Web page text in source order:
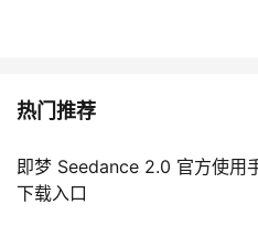
热门推荐
即梦 Seedance 2.0 官方使用
下载入口